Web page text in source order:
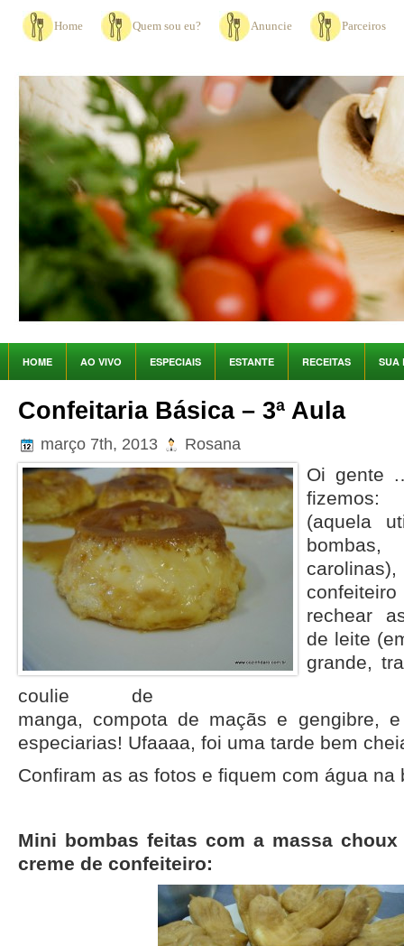
Home Quem sou eu? Anuncie Parceiros
HOME AO VIVO ESPECIAIS ESTANTE RECEITAS SUA
Confeitaria Básica – 3ª Aula
março 7th, 2013 Rosana
Oi gente
(aquela
rechear
de leite
grande,
coulie de
manga, compota de maçãs e gengibre,
especiarias! Ufaaaa, foi uma tarde bem
Confiram as as fotos e fiquem com água na
Mini bombas feitas com a massa
creme de confeiteiro: